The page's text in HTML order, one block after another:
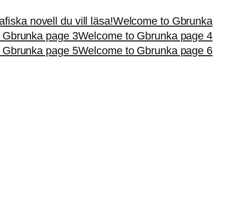
novell du vill läsa!Welcome to Gbrunka
page 3Welcome to Gbrunka page 4
page 5Welcome to Gbrunka page 6